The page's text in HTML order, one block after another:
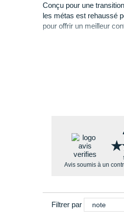
Pourquoi choisir
Conçu pour une
les métas est rehaussé
pour offrir un meilleur
Avis soumis à un
Filtrer par note